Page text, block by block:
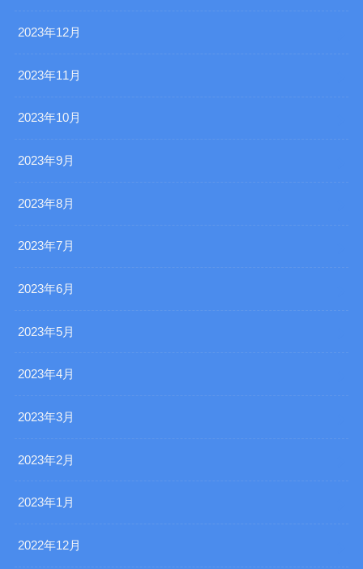
2023年12月
2023年11月
2023年10月
2023年9月
2023年8月
2023年7月
2023年6月
2023年5月
2023年4月
2023年3月
2023年2月
2023年1月
2022年12月